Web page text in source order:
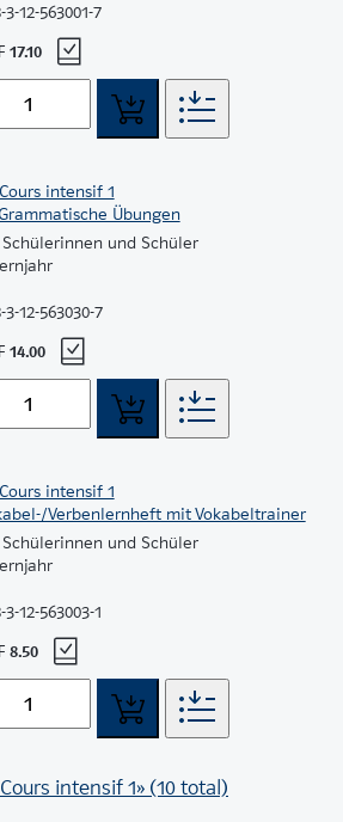
3-12-563001-7
17.10
intensif 1
Übungen
und Schüler
3-12-563030-7
14.00
intensif 1
Verbenlernheft mit Vokabeltrainer
und Schüler
3-12-563003-1
8.50
intensif 1» (10 total)